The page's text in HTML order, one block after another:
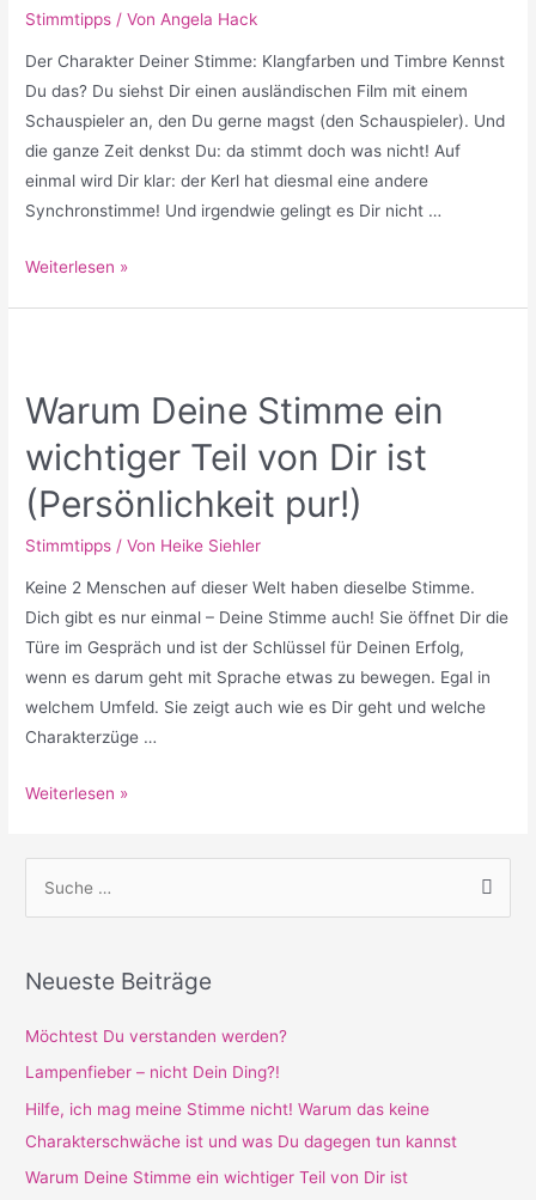
Stimmtipps / Von Angela Hack
Der Charakter Deiner Stimme: Klangfarben und Timbre Kennst
Du das? Du siehst Dir einen ausländischen Film mit einem
Schauspieler an, den Du gerne magst (den Schauspieler). Und
die ganze Zeit denkst Du: da stimmt doch was nicht! Auf
einmal wird Dir klar: der Kerl hat diesmal eine andere
Synchronstimme! Und irgendwie gelingt es Dir nicht …
Hilfe,
nicht!
Warum
das
keine
Charakterschwäche
und
was
Du
dagegen
tun
kannst
Weiterlesen »
Warum Deine Stimme ein
wichtiger Teil von Dir ist
(Persönlichkeit pur!)
Stimmtipps / Von Heike Siehler
Keine 2 Menschen auf dieser Welt haben dieselbe Stimme.
Dich gibt es nur einmal – Deine Stimme auch! Sie öffnet Dir die
Türe im Gespräch und ist der Schlüssel für Deinen Erfolg,
wenn es darum geht mit Sprache etwas zu bewegen. Egal in
welchem Umfeld. Sie zeigt auch wie es Dir geht und welche
Charakterzüge …
Warum
ein
wichtiger
von
ist
(Persönlichkeit
Weiterlesen »
h
n
n
a
c
Neueste Beiträge
Möchtest Du verstanden werden?
Lampenfieber – nicht Dein Ding?!
Hilfe, ich mag meine Stimme nicht! Warum das keine
Charakterschwäche ist und was Du dagegen tun kannst
Warum Deine Stimme ein wichtiger Teil von Dir ist